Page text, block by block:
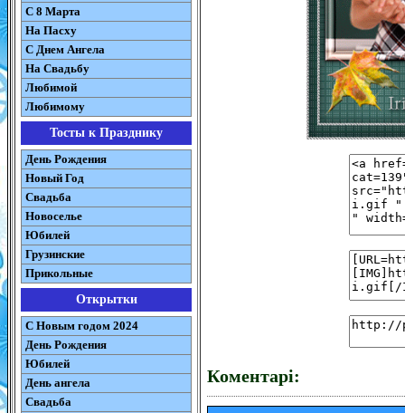
С 8 Марта
На Пасху
C Днем Ангела
На Свадьбу
Любимой
Любимому
Тосты к Празднику
День Рождения
Новый Год
Свадьба
Новоселье
Юбилей
Грузинские
Прикольные
Открытки
С Новым годом 2024
День Рождения
Юбилей
День ангела
Свадьба
Коментарі: